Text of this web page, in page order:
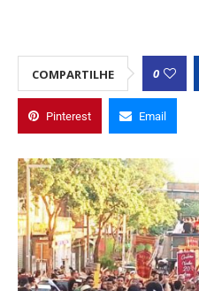
COMPARTILHE 0
Pinterest Email